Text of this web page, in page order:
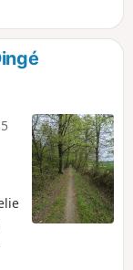
à proximité,
d’été des
un camping.
à
de nombreuses